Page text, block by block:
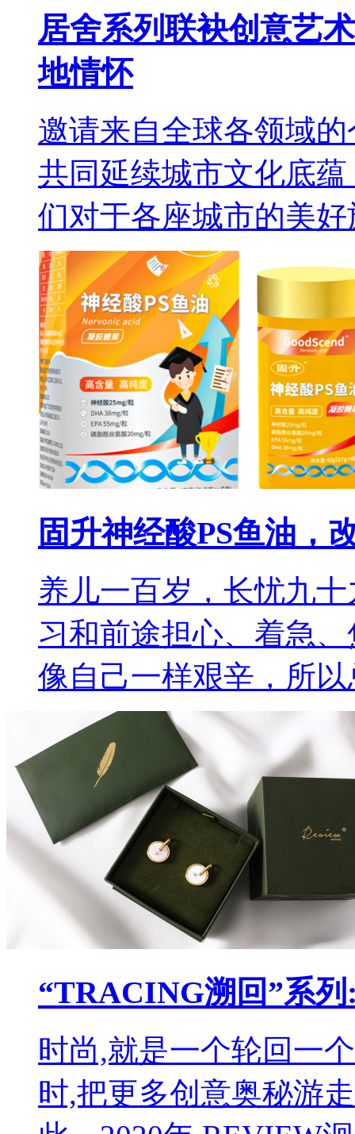
居舍系列联袂创意艺
地情怀
邀请来自全球各领域
共同延续城市文化底
们对于各座城市的美
固升神经酸PS鱼油，
养儿一百岁，长忧九
习和前途担心、着急
像自己一样艰辛，所
“TRACING溯回”系
时尚,就是一个轮回一
时,把更多创意奥秘游